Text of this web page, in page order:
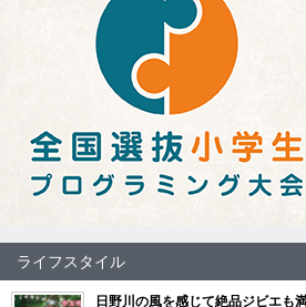
ライフスタイル
日野川の風を感じて絶品ジビエ